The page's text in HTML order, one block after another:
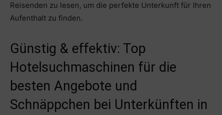
Reisenden zu lesen, um die perfekte Unterkunft für Ihren
Aufenthalt zu finden.
Günstig & effektiv: Top
Hotelsuchmaschinen für die
besten Angebote und
Schnäppchen bei Unterkünften in